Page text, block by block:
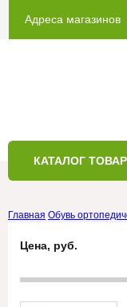
Адреса магазинов
КАТАЛОГ
Главная Обувь
Цена, руб.